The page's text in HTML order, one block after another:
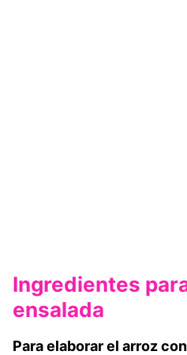
Ingredientes
ensalada
Para elaborar el arroz